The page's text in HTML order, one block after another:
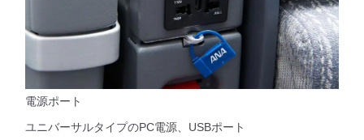
電源ポート
ユニバーサルタイプのPC電源、USBポート